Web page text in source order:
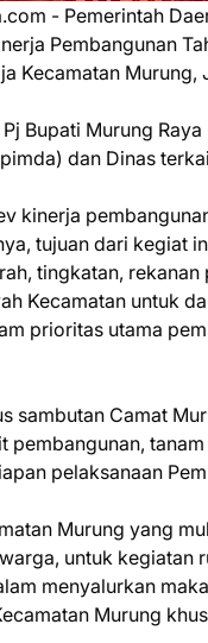
- Pemerintah
Pembangunan
Kecamatan
Bupati Murung
dan Dinas
kinerja
tujuan dari kegiat
tingkatan,
Kecamatan untuk
prioritas utama
sambutan Camat
pembangunan,
pelaksanaan
Murung yang
untuk kegiatan
menyalurkan
Murung